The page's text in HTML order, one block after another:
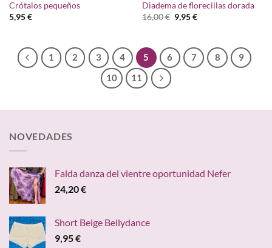
Crótalos pequeños
5,95€
Diadema de florecillas dorada
16,00€ El
precio
16,00 €.
9,95€El
9,95 €.
1 2 3 4 5 6 7 8
9
10
11
NOVEDADES
Falda danza del vientre oportunidad Nefer
24,20€
Short Beige Bellydance
9,95€